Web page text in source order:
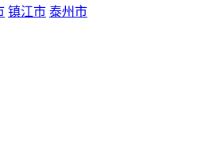
镇江市 泰州市